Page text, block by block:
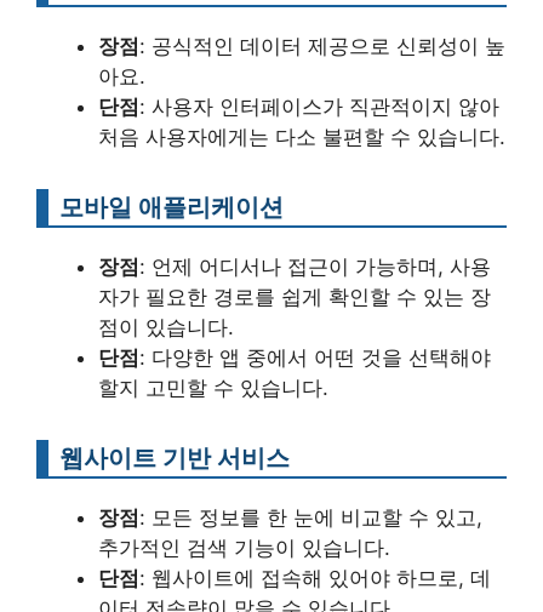
장점 : 공식적인 데이터 제공으로 신뢰성이 높
아요.
단점 : 사용자 인터페이스가 직관적이지 않아
처음 사용자에게는 다소 불편할 수 있습니다.
모바일 애플리케이션
장점 : 언제 어디서나 접근이 가능하며, 사용
자가 필요한 경로를 쉽게 확인할 수 있는 장
점이 있습니다.
단점 : 다양한 앱 중에서 어떤 것을 선택해야
할지 고민할 수 있습니다.
웹사이트 기반 서비스
장점 : 모든 정보를 한 눈에 비교할 수 있고,
추가적인 검색 기능이 있습니다.
단점 : 웹사이트에 접속해 있어야 하므로, 데